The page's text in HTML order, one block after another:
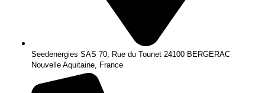
Seedenergies SAS 70, Rue du Tounet 24100 BERGERAC
Nouvelle Aquitaine, France